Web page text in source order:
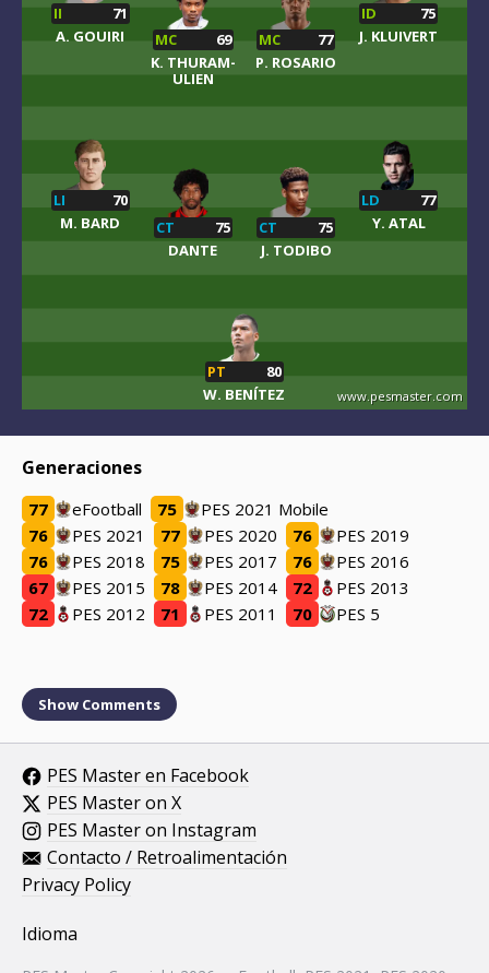
PT
80
W. BENÍTEZ
CT
75
J. TODIBO
CT
75
DANTE
LD
77
Y. ATAL
LI
70
M. BARD
MC
77
P. ROSARIO
MC
69
K. THURAM-
ULIEN
ID
75
J. KLUIVERT
II
71
A. GOUIRI
www.pesmaster.com
Generaciones
77 eFootball 75
PES 2021 Mobile
76
PES 2021 77 PES 2020 76
PES 2019
76
PES 2018 75 PES 2017 76
PES 2016
67
PES 2015 78 PES 2014 72
PES 2013
72
PES 2012 71 PES 2011 70 PES 5
Show Comments
PES Master en Facebook
PES Master on X
PES Master on Instagram
Contacto / Retroalimentación
Privacy Policy
Idioma